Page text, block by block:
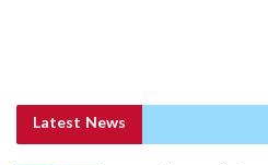
Latest News